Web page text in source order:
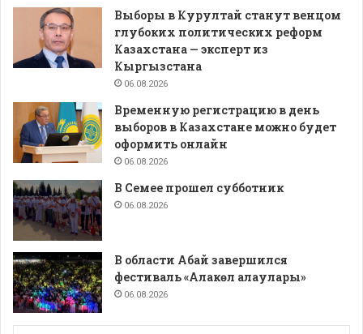
Выборы в Курултай станут венцом
глубоких политических реформ
Казахстана — эксперт из
Кыргызстана
06.08.2026
Временную регистрацию в день
выборов в Казахстане можно будет
оформить онлайн
06.08.2026
В Семее прошел субботник
06.08.2026
В области Абай завершился
фестиваль «Алакөл алаулары»
06.08.2026